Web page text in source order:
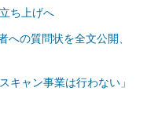
ち上げへ
への質問状を全文公開、
キャン事業は行わない」